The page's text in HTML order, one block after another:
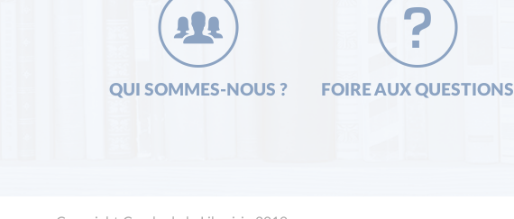
QUI SOMMES-NOUS ? FOIRE AUX QUESTIONS